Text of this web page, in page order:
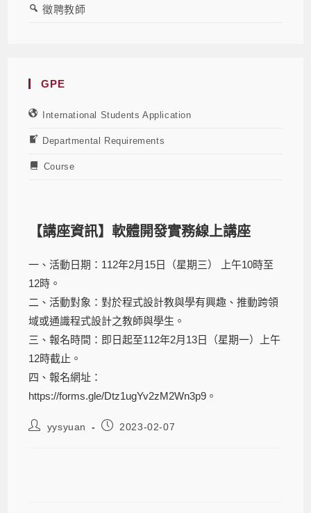
徵聘教師
GPE
International Students Application
Departmental Requirements
Course
【講座資訊】軟體開發實務線上講座
一、活動日期：112年2月15日（星期三） 上午10時至
12時。
二、活動對象：對於程式設計教與學有興趣、推動跨領
域或通識程式設計之教師與學生。
三、報名時間：即日起至112年2月13日（星期一）上午
12時截止。
四、報名網址：
https://forms.gle/Dtz1ugYv2zM2Wn3p9。
yysyuan 2023-02-07